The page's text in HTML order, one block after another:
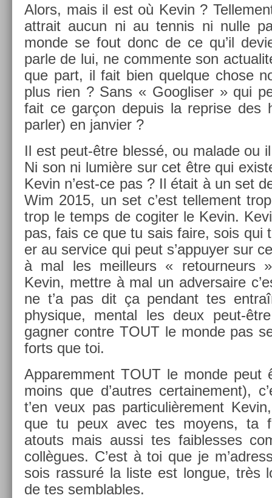
Alors, mais il est où Kevin ?
attrait aucun ni au ten­nis ni nulle
monde se fout donc de ce qu’il
parle de lui, ne com­men­te son
que part, il fait bien quel­que chose
plus rien ? Sans « Goog­lis­er » qui
fait ce garçon de­puis la re­pr­ise des
parl­er) en jan­vi­er ?
Il est peut-être blessé, ou mal­ade ou
Ni son ni lumière sur cet être qui
Kevin n’est-ce pas ? Il était à un set
Wim 2015, un set c’est tel­le­ment
trop le temps de cog­it­er le Kevin.
pas, fais ce que tu sais faire, sois qui
er au ser­vice qui peut s’ap­puy­er sur
à mal les meil­leurs « re­tour­neurs
Kevin, mettre à mal un ad­versaire
ne t’a pas dit ça pen­dant tes
physique, ment­al les deux peut-
gagn­er con­tre TOUT le monde pas
forts que toi.
Ap­parem­ment TOUT le monde peut
moins que d’aut­res cer­taine­ment),
t’en veux pas par­ticuliè­re­ment
que tu peux avec tes moyens, ta
atouts mais aussi tes faib­lesses
collègues. C’est à toi que je
sois ras­suré la liste est lon­gue, très
de tes sembl­ables.